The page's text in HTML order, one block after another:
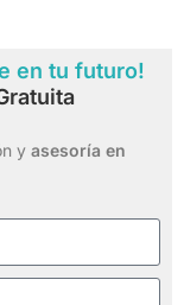
en tu futuro!
y asesoría en